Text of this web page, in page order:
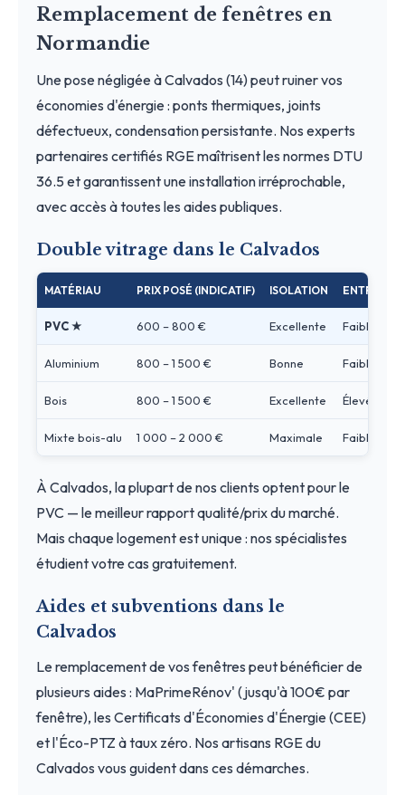
Remplacement de fenêtres en
Normandie
Une pose négligée à Calvados (14) peut ruiner vos
économies d'énergie : ponts thermiques, joints
défectueux, condensation persistante. Nos experts
partenaires certifiés RGE maîtrisent les normes DTU
36.5 et garantissent une installation irréprochable,
avec accès à toutes les aides publiques.
Double vitrage dans le Calvados
MATÉRIAU PRIX POSÉ (INDICATIF) ISOLATION ENTRETIEN
PVC ★ 600 – 800 € Excellente Faible
Aluminium 800 – 1 500 € Bonne Faible
Bois 800 – 1 500 € Excellente Élevé
Mixte bois-alu 1 000 – 2 000 € Maximale Faible
À Calvados, la plupart de nos clients optent pour le
PVC — le meilleur rapport qualité/prix du marché.
Mais chaque logement est unique : nos spécialistes
étudient votre cas gratuitement.
Aides et subventions dans le
Calvados
Le remplacement de vos fenêtres peut bénéficier de
plusieurs aides : MaPrimeRénov' (jusqu'à 100€ par
fenêtre), les Certificats d'Économies d'Énergie (CEE)
et l'Éco-PTZ à taux zéro. Nos artisans RGE du
Calvados vous guident dans ces démarches.